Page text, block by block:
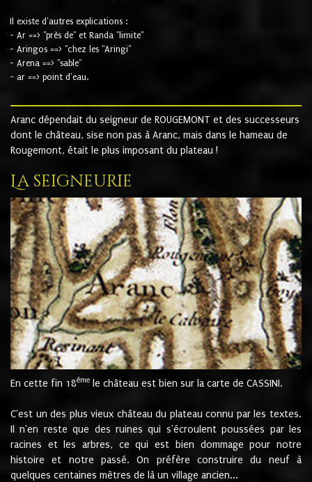
Il existe d'autres explications :
- Ar ==> "près de" et Randa "limite"
- Aringos ==> "chez les "Aringi"
- Arena ==> "sable"
- ar ==> point d'eau.
Aranc dépendait du seigneur de ROUGEMONT et des successeurs
dont le château, sise non pas à Aranc, mais dans le hameau de
Rougemont, était le plus imposant du plateau !
La seigneurie
En cette fin 18ème le château est bien sur la carte de CASSINI.
C'est un des plus vieux château du plateau connu par les textes.
Il n'en reste que des ruines qui s'écroulent poussées par les
racines et les arbres, ce qui est bien dommage pour notre
histoire et notre passé. On préfère construire du neuf à
quelques centaines mètres de là un village ancien...